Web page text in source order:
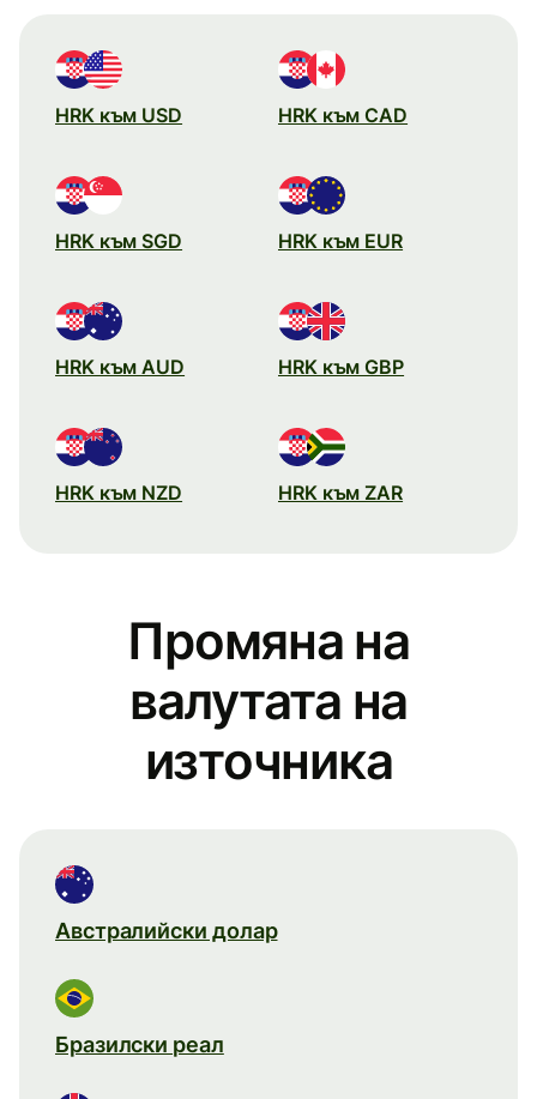
HRK към USD HRK към CAD
HRK към SGD HRK към EUR
HRK към AUD HRK към GBP
HRK към NZD HRK към ZAR
Промяна на
валутата на
източника
Австралийски долар
Бразилски реал